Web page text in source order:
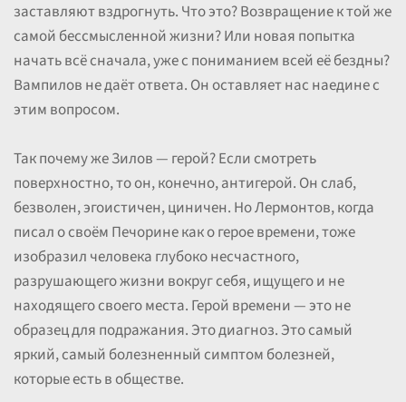
заставляют вздрогнуть. Что это? Возвращение к той же
самой бессмысленной жизни? Или новая попытка
начать всё сначала, уже с пониманием всей её бездны?
Вампилов не даёт ответа. Он оставляет нас наедине с
этим вопросом.
Так почему же Зилов — герой? Если смотреть
поверхностно, то он, конечно, антигерой. Он слаб,
безволен, эгоистичен, циничен. Но Лермонтов, когда
писал о своём Печорине как о герое времени, тоже
изобразил человека глубоко несчастного,
разрушающего жизни вокруг себя, ищущего и не
находящего своего места. Герой времени — это не
образец для подражания. Это диагноз. Это самый
яркий, самый болезненный симптом болезней,
которые есть в обществе.